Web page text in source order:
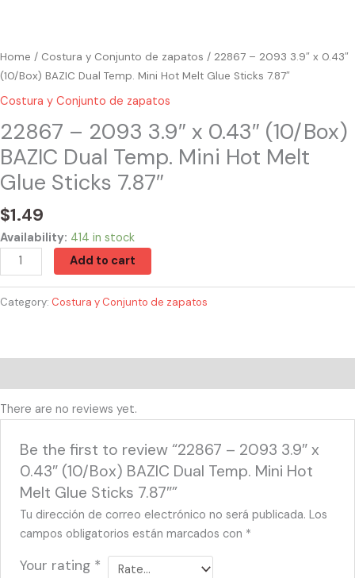
Home / Costura y Conjunto de zapatos / 22867 – 2093 3.9″ x 0.43″
(10/Box) BAZIC Dual Temp. Mini Hot Melt Glue Sticks 7.87″
Costura y Conjunto de zapatos
22867 – 2093 3.9″ x 0.43″ (10/Box)
BAZIC Dual Temp. Mini Hot Melt
Glue Sticks 7.87″
$1.49
Availability: 414 in stock
Add to cart
Category: Costura y Conjunto de zapatos
There are no reviews yet.
Be the first to review “22867 – 2093 3.9″ x
0.43″ (10/Box) BAZIC Dual Temp. Mini Hot
Melt Glue Sticks 7.87″”
Tu dirección de correo electrónico no será publicada. Los
campos obligatorios están marcados con *
Your rating *